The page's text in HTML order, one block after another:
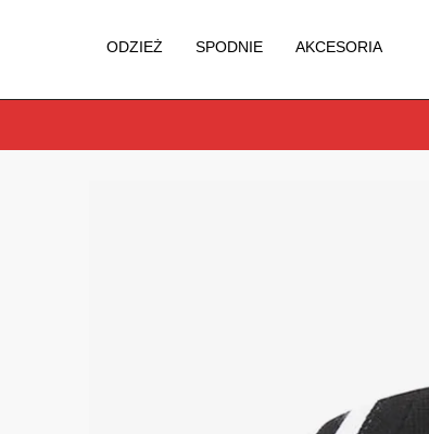
ODZIEŻ SPODNIE AKCESORIA